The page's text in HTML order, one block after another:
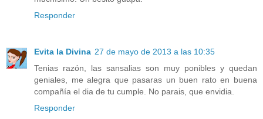
Responder
Evita la Divina 27 de mayo de 2013 a las 10:35
Tenias razón, las sansalias son muy ponibles y quedan
geniales, me alegra que pasaras un buen rato en buena
compañía el dia de tu cumple. No parais, que envidia.
Responder